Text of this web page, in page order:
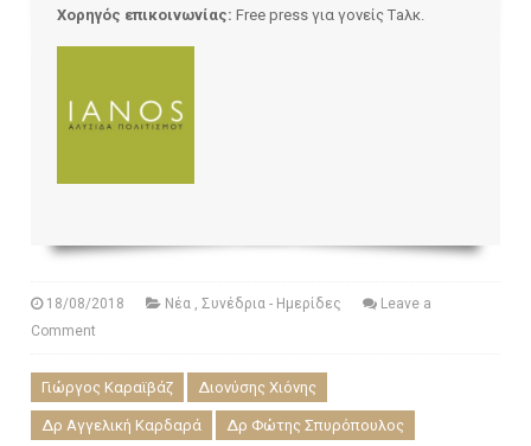
Χορηγός επικοινωνίας: Free press για γονείς Τaλκ.
18/08/2018 Νέα, Συνέδρια - Ημερίδες
Leave a
Comment
Γιώργος Καραϊβάζ Διονύσης Χιόνης
Δρ Αγγελική Καρδαρά Δρ Φώτης Σπυρόπουλος